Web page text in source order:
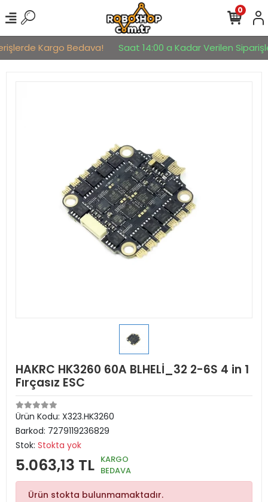
Kargo Bedava! Saat 14:00 a Kadar Verilen
0
HAKRC HK3260 60A BLHELİ_32 2-6S 4 in 1
Fırçasız ESC
Ürün Kodu: X323.HK3260
Barkod: 7279119236829
Stok: Stokta yok
5.063,13 TL KARGO
BEDAVA
Ürün stokta bulunmamaktadır.